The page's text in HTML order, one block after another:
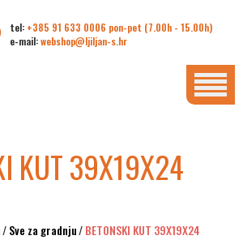
tel: +385 91 633 0006 pon-pet (7.00h - 15.00h)
e-mail:webshop@ljiljan-s.hr
KUT 39X19X24
/Sve za gradnju/BETONSKI KUT 39X19X24